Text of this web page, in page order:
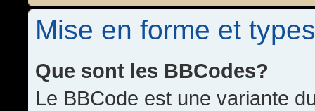
Mise en forme et
Que sont les BBCodes?
Le BBCode est une variante